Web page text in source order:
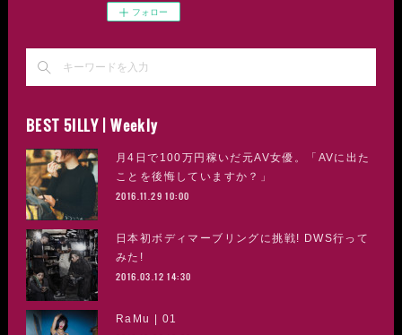
フォロー
BEST 5ILLY | Weekly
月4日で100万円稼いだ元AV女優。「AVに出た
ことを後悔していますか？」
2016.11.29 10:00
日本初ボディマーブリングに挑戦! DWS行って
みた!
2016.03.12 14:30
RaMu | 01